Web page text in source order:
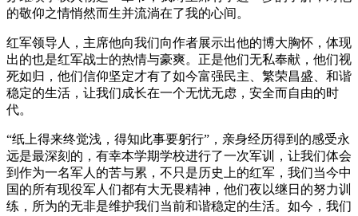
的敬仰之情悄然而生并流淌在了我的心间。
红军领导人，主席他向我们向作者展示出他的博大胸怀，体现
出的也是红军战士的热情与豪爽。正是他们无私奉献，他们视
死如归，他们信仰坚定才有了如今富强民主、繁荣昌盛、和谐
稳定的生活，让我们成长在一个无忧无虑，安全而自由的时
代。
“纸上得来终觉浅，得知此事要躬行”，亲身经历得到的感受永
远是最深刻的，有幸本学期学校进行了一次军训，让我们体会
到作为一名军人的苦与累，不只是历史上的红军，我们当今中
国的所有现役军人们都有大无畏精神，他们夜以继日的努力训
练，所为的无非是维护我们当前和谐稳定的生活。如今，我们